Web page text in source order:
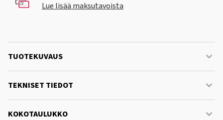
Lue lisää maksutavoista
TUOTEKUVAUS
TEKNISET TIEDOT
KOKOTAULUKKO